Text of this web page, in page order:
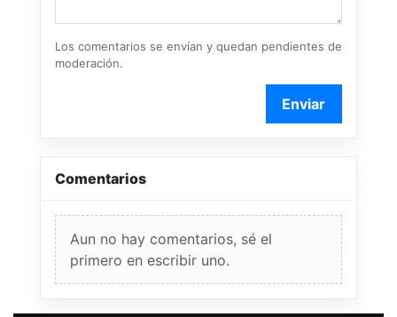
Los comentarios se envían y quedan pendientes de
moderación.
Enviar
Comentarios
Aun no hay comentarios, sé el
primero en escribir uno.